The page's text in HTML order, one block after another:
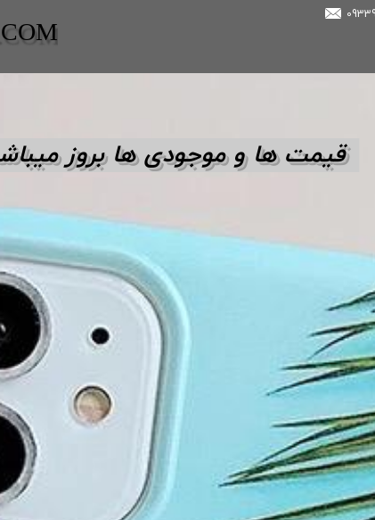
قیمت ها و موجودی ها بروز